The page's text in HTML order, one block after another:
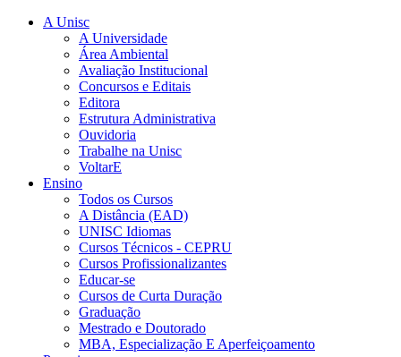
A Unisc
A Universidade
Área Ambiental
Avaliação Institucional
Concursos e Editais
Editora
Estrutura Administrativa
Ouvidoria
Trabalhe na Unisc
VoltarE
Ensino
Todos os Cursos
A Distância (EAD)
UNISC Idiomas
Cursos Técnicos - CEPRU
Cursos Profissionalizantes
Educar-se
Cursos de Curta Duração
Graduação
Mestrado e Doutorado
MBA, Especialização E Aperfeiçoamento